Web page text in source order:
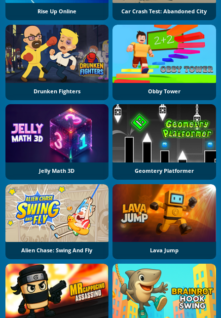
Rise Up Online Car Crash Test: Abandoned City
Drunken Fighters Obby Tower
Jelly Math 3D Geomtery Platformer
Alien Chase: Swing And Fly Lava Jump